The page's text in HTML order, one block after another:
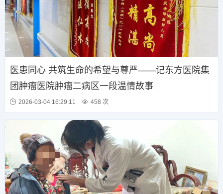
医患同心 共筑生命的希望与尊严——记东方医院集
团肿瘤医院肿瘤二病区一段温情故事
2026-03-04 16:29:11 458 次